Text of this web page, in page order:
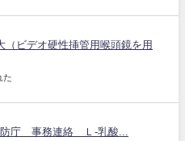
ビデオ硬性挿管用喉頭鏡を用
た
防庁 事務連絡 Ｌ-乳酸...